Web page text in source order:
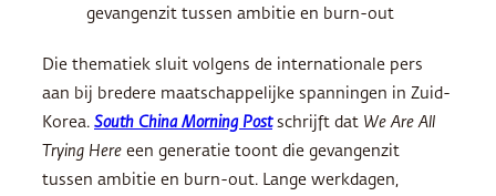
gevangenzit tussen ambitie en burn-out
Die thematiek sluit volgens de internationale pers
aan bij bredere maatschappelijke spanningen in Zuid-
Korea. South China Morning Postschrijft dat We Are All
Trying Here een generatie toont die gevangenzit
tussen ambitie en burn-out. Lange werkdagen,